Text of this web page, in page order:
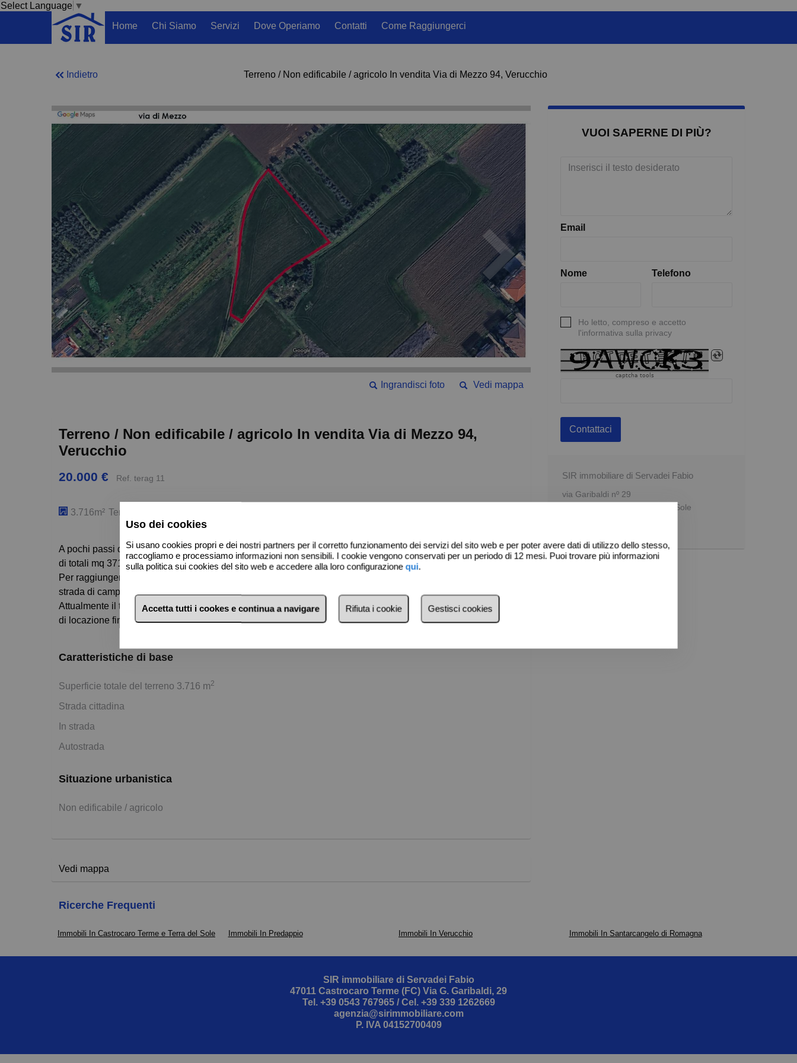
Select Language ▼
Home
Chi Siamo Servizi Dove Operiamo Contatti Come Raggiungerci
Indietro Terreno / Non edificabile / agricolo In vendita Via di Mezzo 94, Verucchio
Vedi mappa
Ingrandisci foto
Terreno / Non edificabile / agricolo In vendita Via di Mezzo 94,
Verucchio
20.000 € Ref. terag 11
3.716m² Terreno / Non edificabile / agricolo
A pochi passi dal centro abitato, terreno agricolo pianeggiante
di totali mq 3716, situato in via di Mezzo a Villa Verucchio.
Per raggiungere l'appezzamento si gira in via dei Vigneti,
strada di campagna e si percorrono mt 150.
Attualmente il terreno è affittato con regolare contratto
di locazione fino al 31/12/2029.
Caratteristiche di base
Superficie totale del terreno 3.716 m2
Strada cittadina
In strada
Autostrada
Situazione urbanistica
Non edificabile / agricolo
VUOI SAPERNE DI PIÙ?
Email
Nome Telefono
Ho letto, compreso e accetto
l'informativa sulla privacy
captcha tools
Contattaci
SIR immobiliare di Servadei Fabio
via Garibaldi nº 29
Castrocaro Terme e Terra del Sole
Calcola il mutuo
Vedi mappa
Ricerche Frequenti
Immobili In Castrocaro Terme e Terra del Sole Immobili In Predappio Immobili In Verucchio Immobili In Santarcangelo di Romagna
SIR immobiliare di Servadei Fabio
47011 Castrocaro Terme (FC) Via G. Garibaldi, 29
Tel. +39 0543 767965/ Cel. +39 339 1262669
agenzia@sirimmobiliare.com
P. IVA 04152700409
Uso dei cookies
Si usano cookies propri e dei nostri partners per il corretto funzionamento dei servizi del sito web e per poter avere dati di utilizzo dello stesso,
raccogliamo e processiamo informazioni non sensibili. I cookie vengono conservati per un periodo di 12 mesi. Puoi trovare più informazioni
sulla politica sui cookies del sito web e accedere alla loro configurazionequi.
Accetta tutti i cookes e continua a navigare Rifiuta i cookie Gestisci cookies